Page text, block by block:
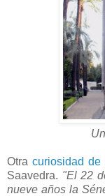
Otracuriosidad
Saavedra. "El 22
nueve años la